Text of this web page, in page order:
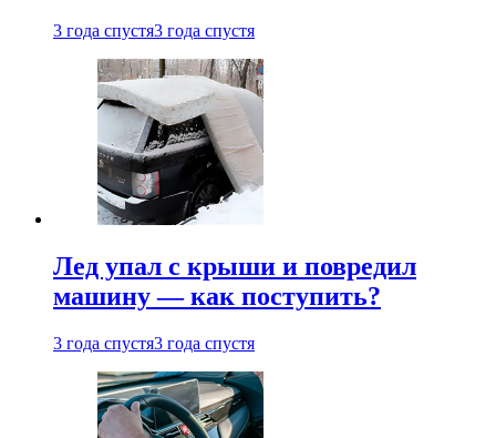
3 года спустя3 года спустя
Лед упал с крыши и повредил
машину — как поступить?
3 года спустя3 года спустя